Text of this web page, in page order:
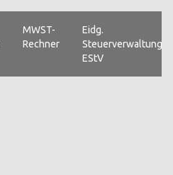
MWST-
Rechner
Eidg.
Steuerverwaltung
EStV